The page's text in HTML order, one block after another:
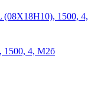
(08Х18Н10), 1500, 4,
1500, 4, М2б